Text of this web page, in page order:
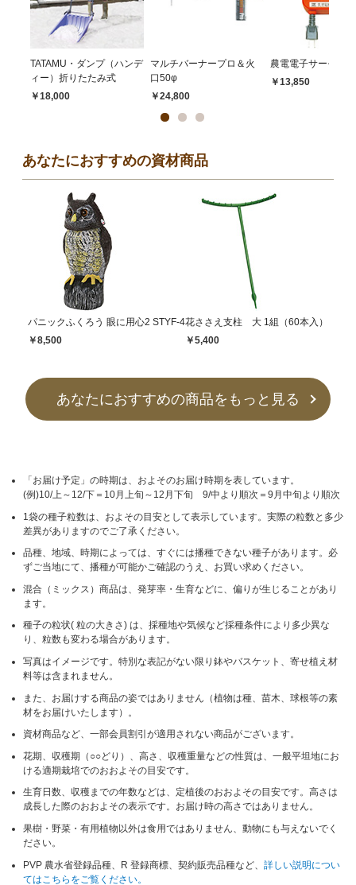
TATAMU・ダンプ（ハンデ
ィー）折りたたみ式
￥18,000
マルチバーナープロ＆火
口50φ
￥24,800
農電電子サーモ
￥13,850
あなたにおすすめの資材商品
パニックふくろう 眼に用心2 STYF-4
￥8,500
花ささえ支柱 大 1組（60本入）
￥5,400
あなたにおすすめの商品をもっと見る
「お届け予定」の時期は、およそのお届け時期を表しています。
(例)10/上～12/下＝10月上旬～12月下旬 9/中より順次＝9月中旬より順次
1袋の種子粒数は、およその目安として表示しています。実際の粒数と多少
差異がありますのでご了承ください。
品種、地域、時期によっては、すぐには播種できない種子があります。必
ずご当地にて、播種が可能かご確認のうえ、お買い求めください。
混合（ミックス）商品は、発芽率・生育などに、偏りが生じることがあり
ます。
種子の粒状( 粒の大きさ) は、採種地や気候など採種条件により多少異な
り、粒数も変わる場合があります。
写真はイメージです。特別な表記がない限り鉢やバスケット、寄せ植え材
料等は含まれません。
また、お届けする商品の姿ではありません（植物は種、苗木、球根等の素
材をお届けいたします）。
資材商品など、一部会員割引が適用されない商品がございます。
花期、収穫期（○○どり）、高さ、収穫重量などの性質は、一般平坦地にお
ける適期栽培でのおおよその目安です。
生育日数、収穫までの年数などは、定植後のおおよその目安です。高さは
成長した際のおおよその表示です。お届け時の高さではありません。
果樹・野菜・有用植物以外は食用ではありません、動物にも与えないでく
ださい。
PVP 農水省登録品種、R 登録商標、契約販売品種など、詳しい説明につい
てはこちらをご覧ください。